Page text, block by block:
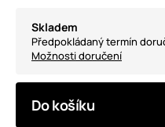
Skladem
Předpokládaný termín
Možnosti doručení
Do košíku